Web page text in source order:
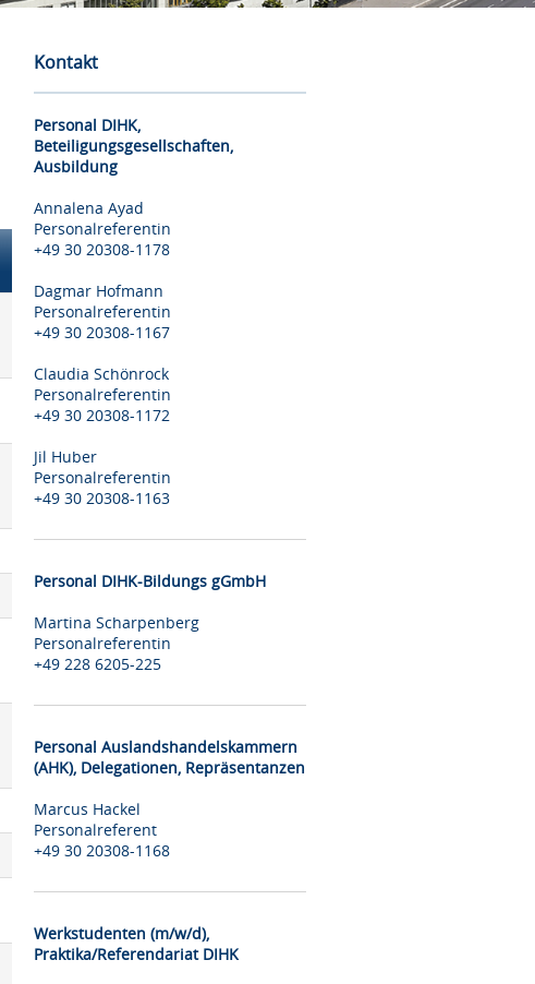
Kontakt
Personal DIHK,
Beteiligungsgesellschaften,
Ausbildung
Annalena Ayad
Personalreferentin
+49 30 20308-1178
Dagmar Hofmann
Personalreferentin
+49 30 20308-1167
Claudia Schönrock
Personalreferentin
+49 30 20308-1172
Jil Huber
Personalreferentin
+49 30 20308-1163
Personal DIHK-Bildungs gGmbH
Martina Scharpenberg
Personalreferentin
+49 228 6205-225
Personal Auslandshandelskammern
(AHK), Delegationen, Repräsentanzen
Marcus Hackel
Personalreferent
+49 30 20308-1168
Werkstudenten (m/w/d),
Praktika/Referendariat DIHK